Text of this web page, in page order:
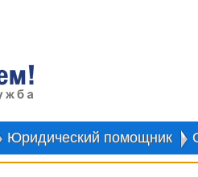
Юридический помощник